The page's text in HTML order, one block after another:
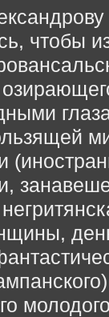
чтобы